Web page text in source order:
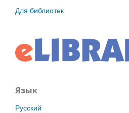
Для библиотек
Язык
Русский